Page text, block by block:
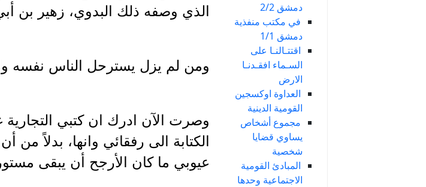
دمشق 2/2
في مكتب منفذية
دمشق 1/1
اقتتـالنـا على
السـماء افقـدنـا
الارض
العداوة اوكسجين
القومية الدينية
مجموع أشخاص
يساوي قضايا
شخصية
المبادئ القومية
الاجتماعية وحدها
الذي وصفه ذلك البدوي، زهير بن
ومن لم يزل يسترحل الناس نفسه
وصرت الآن ادرك ان كتبي
الكتابة الى رفقائي وانها، بدلاً من
عيوبي ما كان الأرجح أن يبقى